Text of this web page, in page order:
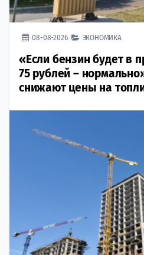
08-08-2026 ЭКОНОМИКА
«Если бензин будет в
75 рублей –
снижают цены на